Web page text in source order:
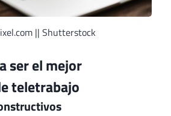
|| Shutterstock
ser el mejor
teletrabajo